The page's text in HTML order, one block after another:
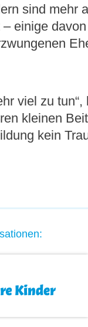
sind mehr
einige
viel zu
kleinen
kein